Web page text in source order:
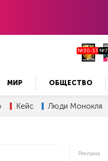
№30-33 №7
МИР ОБЩЕСТВО
Кейс Люди Монокля
Реклама